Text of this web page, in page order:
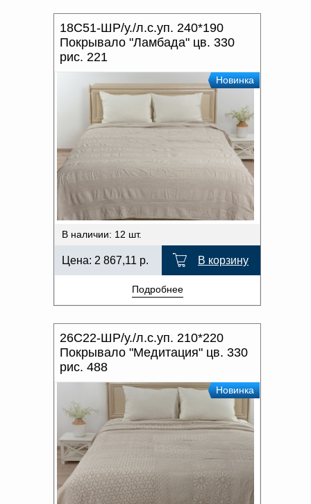
18С51-ШР/у./л.с.уп. 240*190
Покрывало "Ламбада" цв. 330
рис. 221
Новинка
В наличии: 12 шт.
Цена: 2 867,11 р. В корзину
Подробнее
26С22-ШР/у./л.с.уп. 210*220
Покрывало "Медитация" цв. 330
рис. 488
Новинка